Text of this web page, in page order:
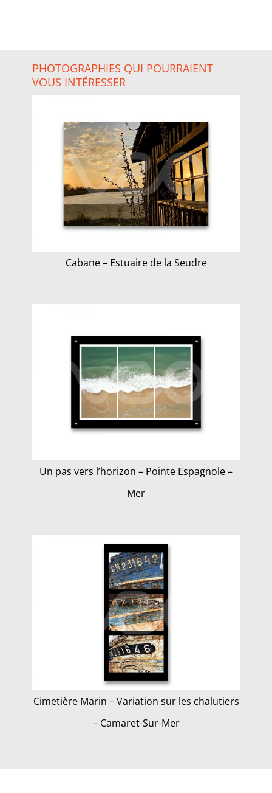
PHOTOGRAPHIES QUI POURRAIENT
VOUS INTÉRESSER
Cabane – Estuaire de la Seudre
Un pas vers l’horizon – Pointe Espagnole –
Mer
Cimetière Marin – Variation sur les chalutiers
– Camaret-Sur-Mer